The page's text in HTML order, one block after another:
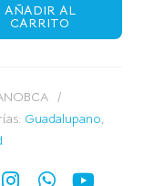
AÑADIR AL
CARRITO
Guadalupano,